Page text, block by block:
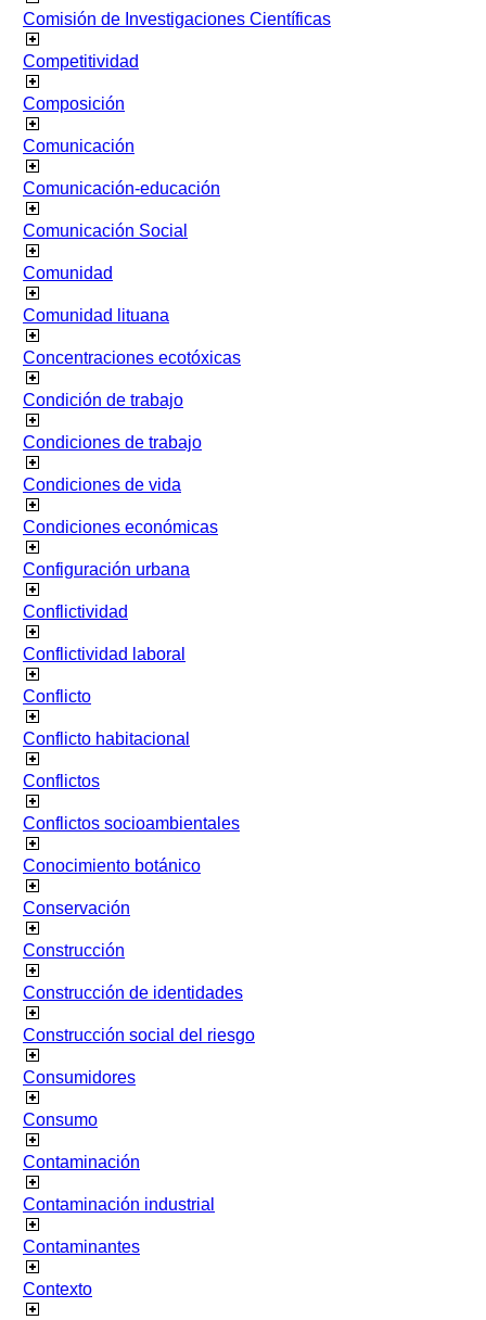
Comisión de Investigaciones Científicas
Competitividad
Composición
Comunicación
Comunicación-educación
Comunicación Social
Comunidad
Comunidad lituana
Concentraciones ecotóxicas
Condición de trabajo
Condiciones de trabajo
Condiciones de vida
Condiciones económicas
Configuración urbana
Conflictividad
Conflictividad laboral
Conflicto
Conflicto habitacional
Conflictos
Conflictos socioambientales
Conocimiento botánico
Conservación
Construcción
Construcción de identidades
Construcción social del riesgo
Consumidores
Consumo
Contaminación
Contaminación industrial
Contaminantes
Contexto